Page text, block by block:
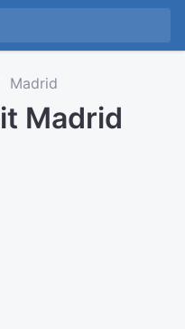
Madrid
Madrid